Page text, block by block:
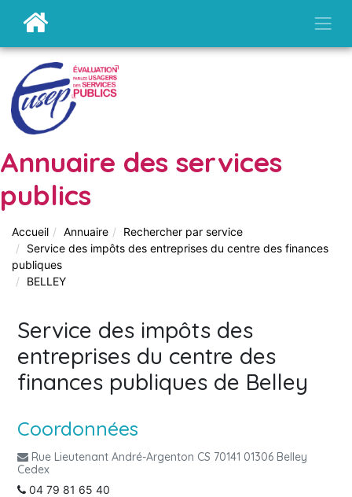
Annuaire des services
publics
Accueil Annuaire
Rechercher par service
Service des impôts des entreprises du centre des finances
publiques
BELLEY
Service des impôts des
entreprises du centre des
finances publiques de Belley
Coordonnées
Rue Lieutenant André-Argenton CS 70141 01306 Belley
Cedex
04 79 81 65 40